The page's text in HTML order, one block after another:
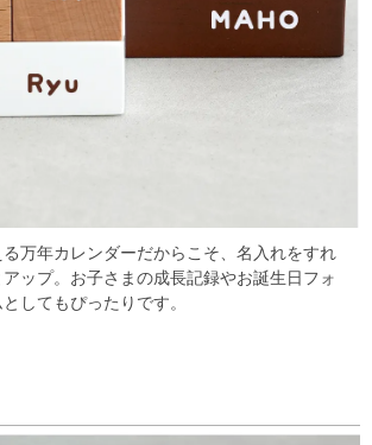
万年カレンダーだからこそ、名入れをすれ
ップ。 お子さまの成長記録やお誕生日フォ
してもぴったりです。